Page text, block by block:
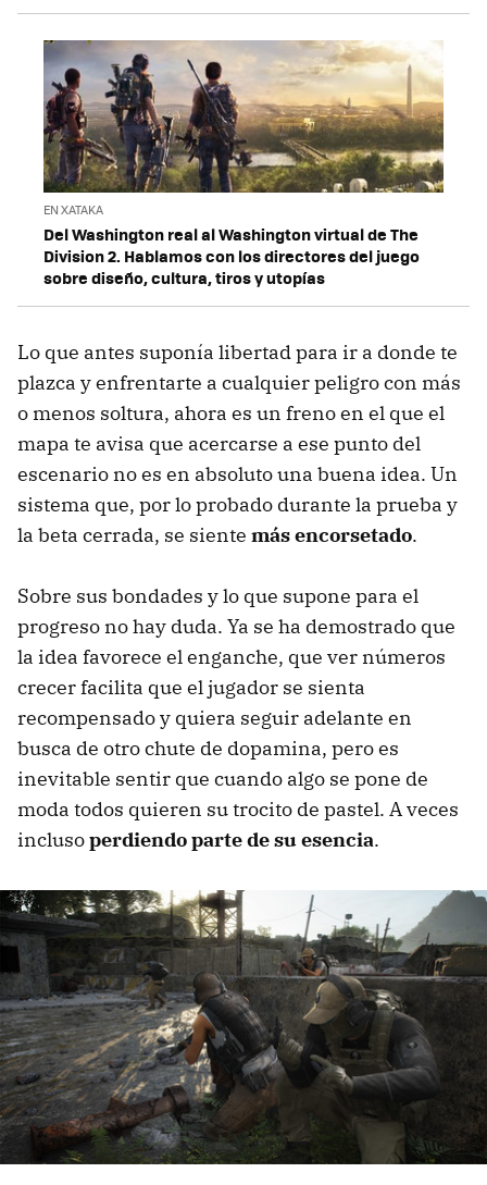
EN XATAKA
Del Washington real al Washington virtual de The
Division 2. Hablamos con los directores del juego
sobre diseño, cultura, tiros y utopías
Lo que antes suponía libertad para ir a donde te
plazca y enfrentarte a cualquier peligro con más
o menos soltura, ahora es un freno en el que el
mapa te avisa que acercarse a ese punto del
escenario no es en absoluto una buena idea. Un
sistema que, por lo probado durante la prueba y
la beta cerrada, se siente más encorsetado.
Sobre sus bondades y lo que supone para el
progreso no hay duda. Ya se ha demostrado que
la idea favorece el enganche, que ver números
crecer facilita que el jugador se sienta
recompensado y quiera seguir adelante en
busca de otro chute de dopamina, pero es
inevitable sentir que cuando algo se pone de
moda todos quieren su trocito de pastel. A veces
inclusoperdiendo parte de su esencia.